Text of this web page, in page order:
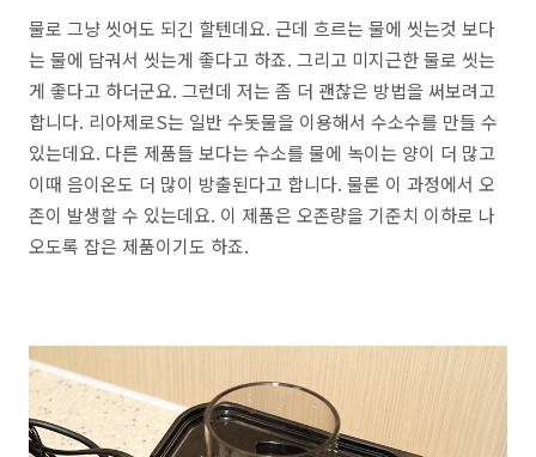
물로 그냥 씻어도 되긴 할텐데요. 근데 흐르는 물에 씻는것 보다
는 물에 담궈서 씻는게 좋다고 하죠. 그리고 미지근한 물로 씻는
게 좋다고 하더군요. 그런데 저는 좀 더 괜찮은 방법을 써보려고
합니다. 리아제로S는 일반 수돗물을 이용해서 수소수를 만들 수
있는데요. 다른 제품들 보다는 수소를 물에 녹이는 양이 더 많고
이때 음이온도 더 많이 방출된다고 합니다. 물론 이 과정에서 오
존이 발생할 수 있는데요. 이 제품은 오존량을 기준치 이하로 나
오도록 잡은 제품이기도 하죠.